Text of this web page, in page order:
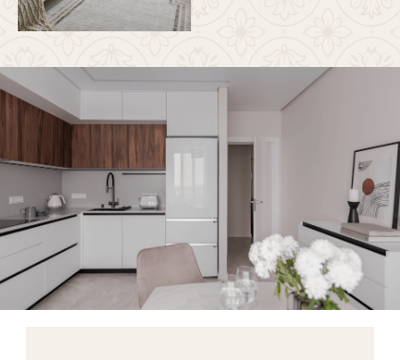
Современный семейный
интерьер: функциональность
Фотографии до начала проекта